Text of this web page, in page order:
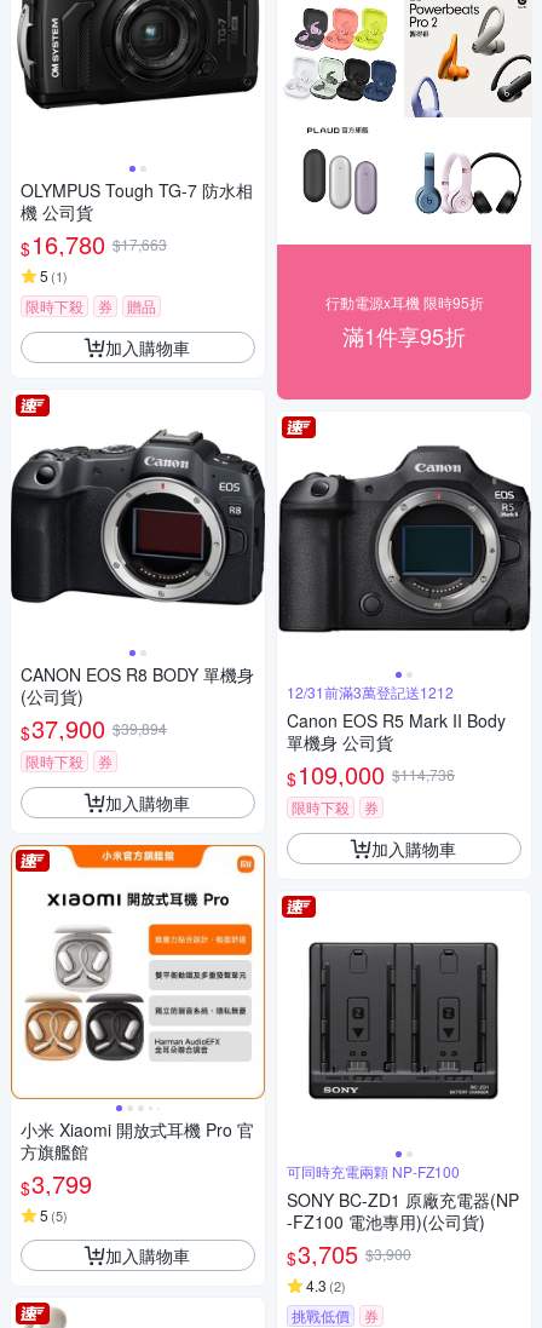
OLYMPUS Tough TG-7 防水相
機 公司貨
$16,780 $17,663
5 (1)
限時下殺 券 贈品
加入購物車
CANON EOS R8 BODY 單機身
(公司貨)
$37,900 $39,894
限時下殺
券
加入購物車
小米 Xiaomi 開放式耳機 Pro 官
方旗艦館
$3,799
5 (5)
加入購物車
行動電源x耳機 限時95折
滿1件享95折
12/31前滿3萬登記送1212
Canon EOS R5 Mark II Body
單機身 公司貨
$109,000 $114,736
限時下殺
券
加入購物車
可同時充電兩顆 NP-FZ100
SONY BC-ZD1 原廠充電器(NP
-FZ100 電池專用)(公司貨)
$3,705 $3,900
4.3 (2)
挑戰低價 券